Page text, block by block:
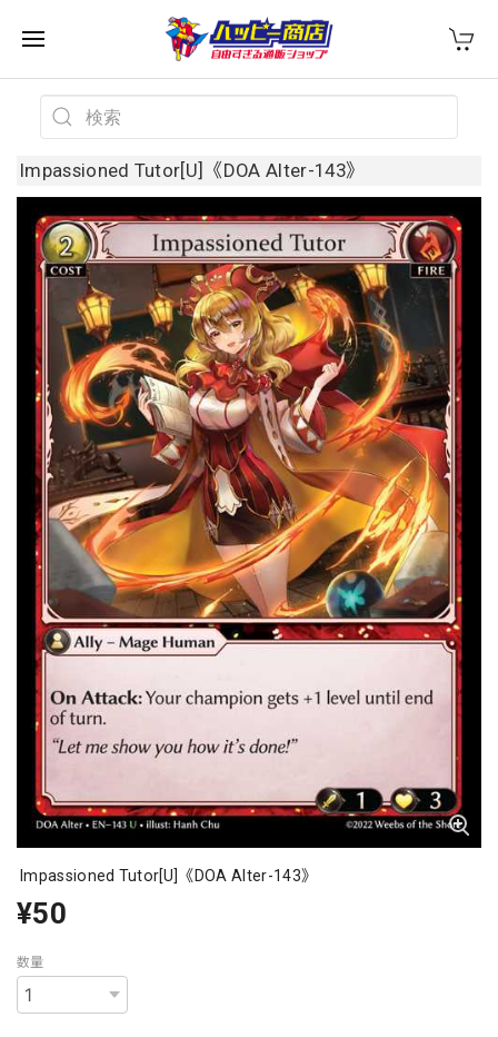
Impassioned Tutor[U]《DOA Alter-143》
Impassioned Tutor[U]《DOA Alter-143》
¥50
数量